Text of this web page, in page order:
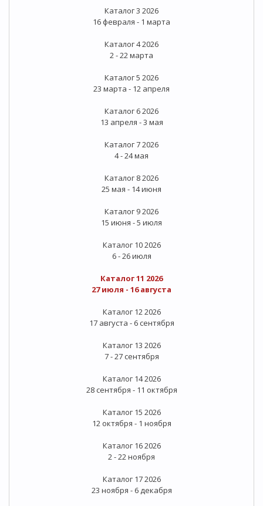
Каталог 3 2026
16 февраля - 1 марта
Каталог 4 2026
2 - 22 марта
Каталог 5 2026
23 марта - 12 апреля
Каталог 6 2026
13 апреля - 3 мая
Каталог 7 2026
4 - 24 мая
Каталог 8 2026
25 мая - 14 июня
Каталог 9 2026
15 июня - 5 июля
Каталог 10 2026
6 - 26 июля
Каталог 11 2026
27 июля - 16 августа
Каталог 12 2026
17 августа - 6 сентября
Каталог 13 2026
7 - 27 сентября
Каталог 14 2026
28 сентября - 11 октября
Каталог 15 2026
12 октября - 1 ноября
Каталог 16 2026
2 - 22 ноября
Каталог 17 2026
23 ноября - 6 декабря